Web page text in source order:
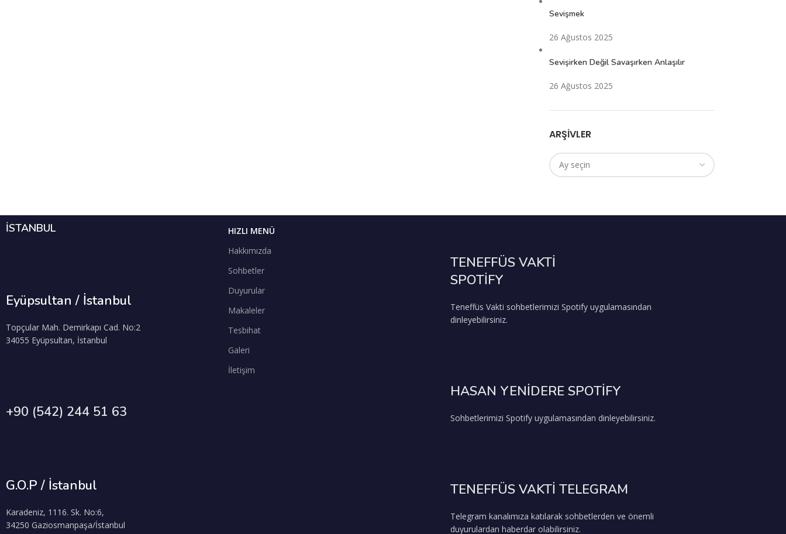
Sevişmek
26 Ağustos 2025
Sevişirken Değil Savaşırken Anlaşılır
26 Ağustos 2025
ARŞIVLER
İSTANBUL
Eyüpsultan / İstanbul
Topçular Mah. Demirkapı Cad. No:2
34055 Eyüpsultan, İstanbul
+90 (542) 244 51 63
G.O.P / İstanbul
Karadeniz, 1116. Sk. No:6,
34250 Gaziosmanpaşa/İstanbul
HIZLI MENÜ
Hakkımızda
Sohbetler
Duyurular
Makaleler
Tesbihat
Galeri
İletişim
TENEFFÜS VAKTİ
SPOTİFY
Teneffüs Vakti sohbetlerimizi Spotify uygulamasından
dinleyebilirsiniz.
HASAN YENİDERE SPOTİFY
Sohbetlerimizi Spotify uygulamasından dinleyebilirsiniz.
TENEFFÜS VAKTİ TELEGRAM
Telegram kanalımıza katılarak sohbetlerden ve önemli
duyurulardan haberdar olabilirsiniz.